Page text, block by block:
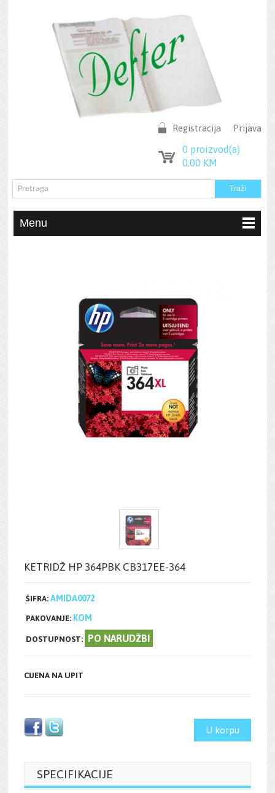
Prijava
Registracija
0 proizvod(a)
0.00 KM
Menu
KETRIDŽ HP 364PBK CB317EE-364
ŠIFRA:AMIDA0072
PAKOVANJE: KOM
DOSTUPNOST: PO NARUDŽBI
CIJENA NA UPIT
U korpu
SPECIFIKACIJE